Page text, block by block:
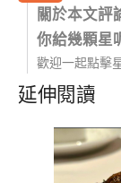
關於本文評
你給幾顆星
歡迎一起點擊
延伸閱讀